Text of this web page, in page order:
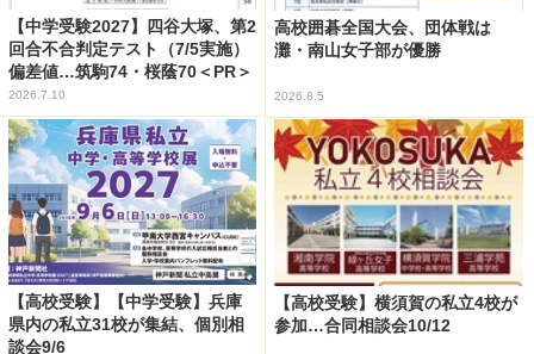
【中学受験2027】四谷大塚、第2
回合不合判定テスト（7/5実施）
偏差値…筑駒74・桜蔭70＜PR＞
2026.7.10
高校囲碁全国大会、団体戦は
灘・南山女子部が優勝
2026.8.5
【高校受験】【中学受験】兵庫
県内の私立31校が集結、個別相
談会9/6
【高校受験】横須賀の私立4校が
参加…合同相談会10/12